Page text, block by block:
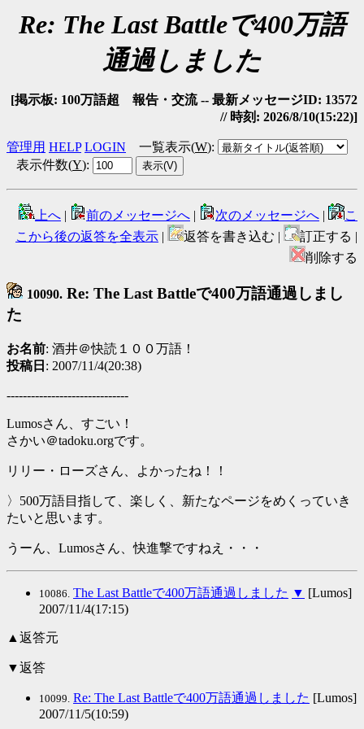
Re: The Last Battleで400万語
通過しました
[掲示板: 100万語超 報告・交流 -- 最新メッセージID: 13572
// 時刻: 2026/8/10(15:22)]
管理用 HELP LOGIN 一覧表示(W):
表示件数(Y):
上へ | 前のメッセージへ | 次のメッセージへ |
こ
こから後の返答を全表示 | 返答を書き込む |
訂正する |
削除する
10090. Re: The Last Battleで400万語通過しまし
た
お名前: 酒井＠快読１００万語！
投稿日 : 2007/11/4(20:38)
------------------------------
Lumosさん、すごい！
さかい＠tadoku.orgです。
リリー・ローズさん、よかったね！！
〉500万語目指して、楽しく、新たなページをめくっていき
たいと思います。
うーん、Lumosさん、快進撃ですねえ・・・
10086. The Last Battleで400万語通過しました ▼ [Lumos]
2007/11/4(17:15)
▲返答元
▼返答
10099. Re: The Last Battleで400万語通過しました [Lumos]
2007/11/5(10:59)